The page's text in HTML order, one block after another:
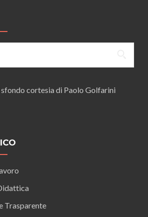
cortesia di Paolo Golfarini
Trasparente